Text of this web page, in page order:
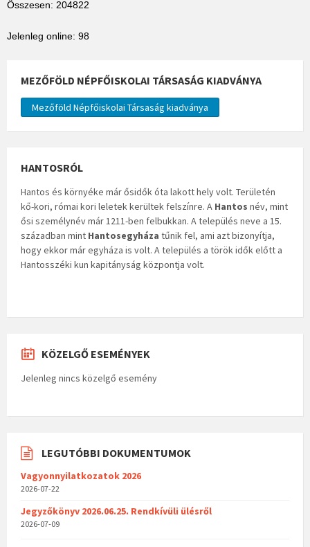
Összesen: 204822
Jelenleg online: 98
MEZŐFÖLD NÉPFŐISKOLAI TÁRSASÁG KIADVÁNYA
Mezőföld Népfőiskolai Társaság kiadványa
HANTOSRÓL
Hantos és környéke már ősidők óta lakott hely volt. Területén
kő-kori, római kori leletek kerültek felszínre. A Hantos név, mint
ősi személynév már 1211-ben felbukkan. A település neve a 15.
században mint Hantosegyháza tűnik fel, ami azt bizonyítja,
hogy ekkor már egyháza is volt. A település a török idők előtt a
Hantosszéki kun kapitányság központja volt.
KÖZELGŐ ESEMÉNYEK
Jelenleg nincs közelgő esemény
LEGUTÓBBI DOKUMENTUMOK
Vagyonnyilatkozatok 2026
2026-07-22
Jegyzőkönyv 2026.06.25. Rendkívüli ülésről
2026-07-09